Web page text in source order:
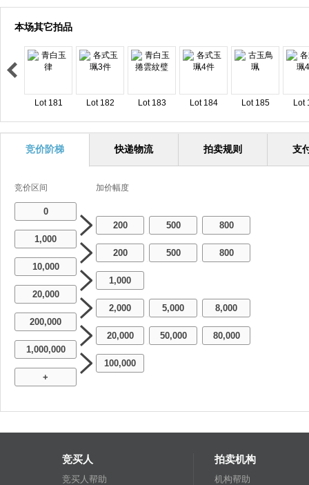
本场其它拍品
Lot 181 Lot 182 Lot 183 Lot 184 Lot 185 Lot
竞价阶梯 快递物流 拍卖规则 支
竞价区间 加价幅度
0
200
500
800
1,000
200
500
800
10,000
1,000
20,000
2,000
5,000
8,000
200,000
20,000
50,000
80,000
1,000,000
100,000
+
竞买人
竞买人帮助
拍卖机构
机构帮助